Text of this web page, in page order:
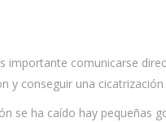
importante comunicarse
y conseguir una
se ha caído hay pequeñas